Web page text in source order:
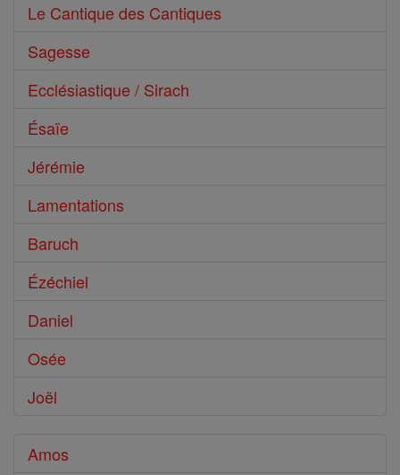
Le Cantique des Cantiques
Sagesse
Ecclésiastique / Sirach
Ésaïe
Jérémie
Lamentations
Baruch
Ézéchiel
Daniel
Osée
Joël
Amos